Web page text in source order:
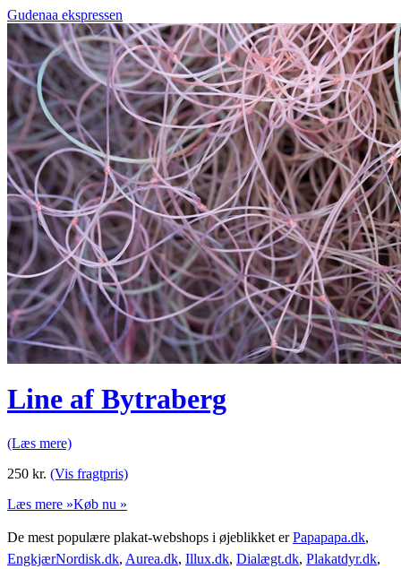
Gudenaa ekspressen
Line af Bytraberg
(Læs mere)
250 kr. (Vis fragtpris)
Læs mere »Køb nu »
De mest populære plakat-webshops i øjeblikket erPapapapa.dk,
EngkjærNordisk.dk, Aurea.dk, Illux.dk, Dialægt.dk, Plakatdyr.dk,